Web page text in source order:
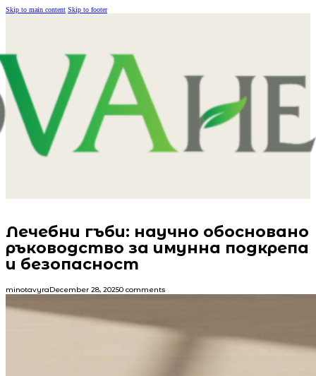
Skip to main content Skip to footer
Лечебни гъби: научно обосновано
ръководство за имунна подкрепа
и безопасност
minotavyraDecember 28, 20250 comments